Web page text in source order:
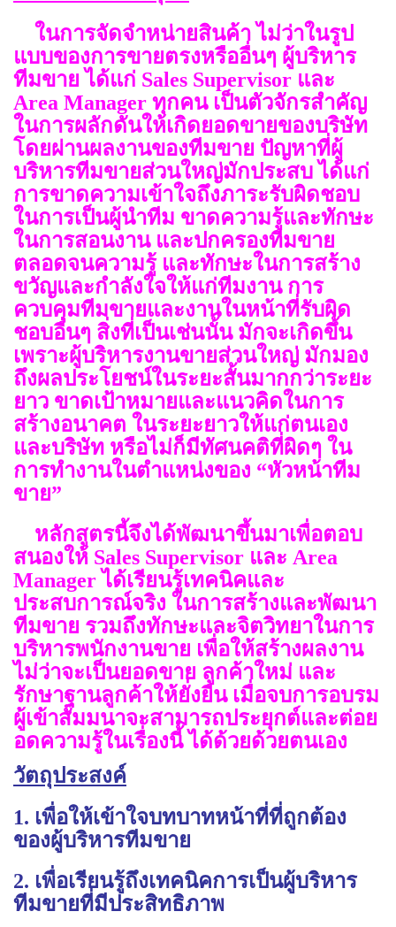
ในการจัดจำหน่ายสินค้า ไม่ว่าในรูป
แบบของการขายตรงหรืออื่นๆ ผู้บริหาร
ทีมขาย ได้แก่ Sales Supervisor และ
Area Manager ทุกคน เป็นตัวจักรสำคัญ
ในการผลักดันให้เกิดยอดขายของบริษัท
โดยผ่านผลงานของทีมขาย ปัญหาที่ผู้
บริหารทีมขายส่วนใหญ่มักประสบ ได้แก่
การขาดความเข้าใจถึงภาระรับผิดชอบ
ในการเป็นผู้นำทีม ขาดความรู้และทักษะ
ในการสอนงาน และปกครองทีมขาย
ตลอดจนความรู้ และทักษะในการสร้าง
ขวัญและกำลังใจให้แก่ทีมงาน การ
ควบคุมทีมขายและงานในหน้าที่รับผิด
ชอบอื่นๆ สิ่งที่เป็นเช่นนั้น มักจะเกิดขึ้น
เพราะผู้บริหารงานขายส่วนใหญ่ มักมอง
ถึงผลประโยชน์ในระยะสั้นมากกว่าระยะ
ยาว ขาดเป้าหมายและแนวคิดในการ
สร้างอนาคต ในระยะยาวให้แก่ตนเอง
และบริษัท หรือไม่ก็มีทัศนคติที่ผิดๆ ใน
การทำงานในตำแหน่งของ “หัวหน้าทีม
ขาย”
หลักสูตรนี้จึงได้พัฒนาขึ้นมาเพื่อตอบ
สนองให้ Sales Supervisor และ Area
Manager ได้เรียนรู้เทคนิคและ
ประสบการณ์จริง ในการสร้างและพัฒนา
ทีมขาย รวมถึงทักษะและจิตวิทยาในการ
บริหารพนักงานขาย เพื่อให้สร้างผลงาน
ไม่ว่าจะเป็นยอดขาย ลูกค้าใหม่ และ
รักษาฐานลูกค้าให้ยั่งยืน เมื่อจบการอบรม
ผู้เข้าสัมมนาจะสามารถประยุกต์และต่อย
อดความรู้ในเรื่องนี้ ได้ด้วยด้วยตนเอง
วัตถุประสงค์
1. เพื่อให้เข้าใจบทบาทหน้าที่ที่ถูกต้อง
ของผู้บริหารทีมขาย
2. เพื่อเรียนรู้ถึงเทคนิคการเป็นผู้บริหาร
ทีมขายที่มีประสิทธิภาพ